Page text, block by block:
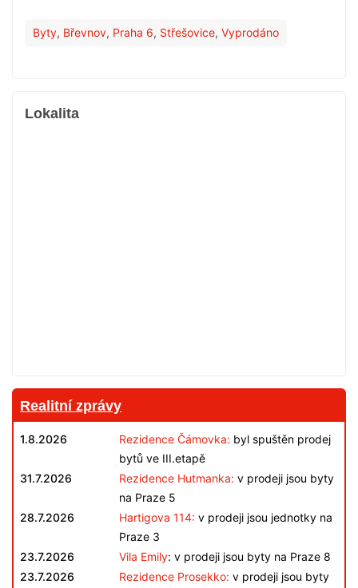
Byty, Břevnov, Praha 6, Střešovice, Vyprodáno
Lokalita
Realitní zprávy
1.8.2026 Rezidence Čámovka: byl spuštěn prodej
bytů ve III.etapě
31.7.2026
Rezidence Hutmanka: v prodeji jsou byty
na Praze 5
28.7.2026
Hartigova 114: v prodeji jsou jednotky na
Praze 3
23.7.2026
Vila Emily: v prodeji jsou byty na Praze 8
23.7.2026
Rezidence Prosekko: v prodeji jsou byty